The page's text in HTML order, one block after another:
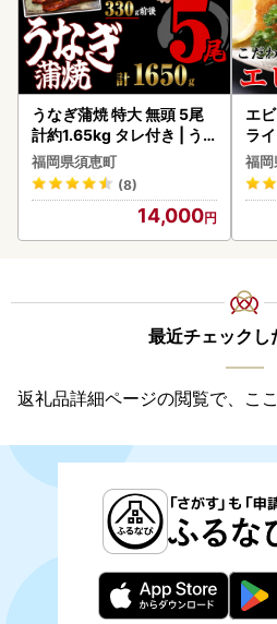
うなぎ蒲焼 特大 無頭 5尾
計約1.65kg タレ付き | う
なぎ蒲焼
福岡県須恵町
(8)
14,000
エ
ライ
福岡
最近チェックし
返礼品詳細ページの閲覧で、こ